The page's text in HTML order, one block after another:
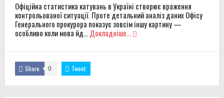
Офіційна статистика катувань в Україні створює враження
контрольованої ситуації. Проте детальний аналіз даних Офісу
Генерального прокурора показує зовсім іншу картину —
особливо коли мова йд...Докладніше...
Share 0 Tweet